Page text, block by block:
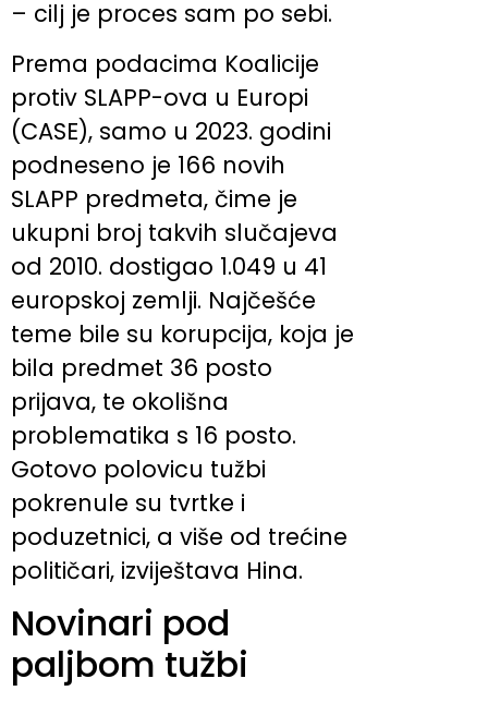
– cilj je proces sam po sebi.
Prema podacima Koalicije
protiv SLAPP-ova u Europi
(CASE), samo u 2023. godini
podneseno je 166 novih
SLAPP predmeta, čime je
ukupni broj takvih slučajeva
od 2010. dostigao 1.049 u 41
europskoj zemlji. Najčešće
teme bile su korupcija, koja je
bila predmet 36 posto
prijava, te okolišna
problematika s 16 posto.
Gotovo polovicu tužbi
pokrenule su tvrtke i
poduzetnici, a više od trećine
političari, izviještava Hina.
Novinari pod
paljbom tužbi